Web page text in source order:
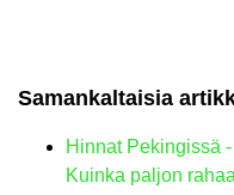
Samankaltaisia
Hinnat Pekingissä
Kuinka paljon